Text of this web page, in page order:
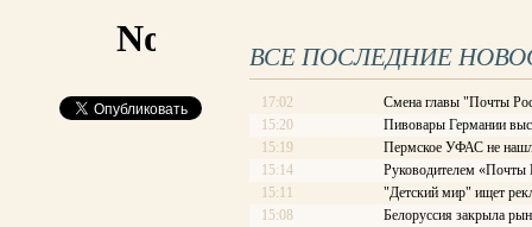
ВСЕ ПОСЛЕДНИЕ
17:02
Смена главы "Почты
15:20
Пивовары Германии
15:19
Пермское УФАС не
15:14
Руководителем «Почты
15:11
"Детский мир" ищет
15:08
Белоруссия закрыла